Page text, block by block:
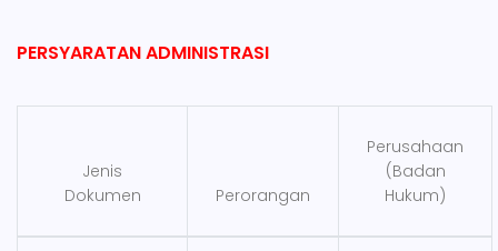
PERSYARATAN ADMINISTRASI
Jenis
Dokumen
Perorangan
Perusahaan
(Badan
Hukum)